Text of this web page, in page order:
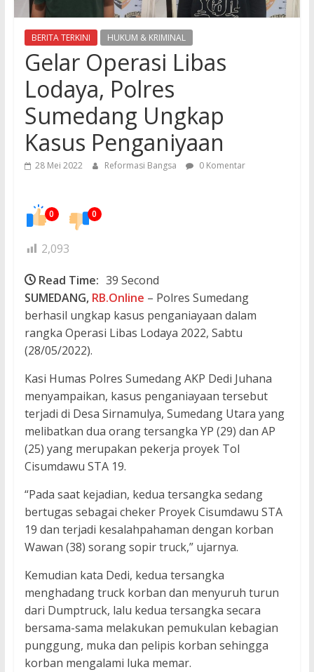
BERITA TERKINI HUKUM & KRIMINAL
Gelar Operasi Libas
Lodaya, Polres
Sumedang Ungkap
Kasus Penganiyaan
28 Mei 2022 Reformasi Bangsa 0 Komentar
0 0
2,093
Read Time: 39 Second
SUMEDANG, RB.Online – Polres Sumedang
berhasil ungkap kasus penganiayaan dalam
rangka Operasi Libas Lodaya 2022, Sabtu
(28/05/2022).
Kasi Humas Polres Sumedang AKP Dedi Juhana
menyampaikan, kasus penganiayaan tersebut
terjadi di Desa Sirnamulya, Sumedang Utara yang
melibatkan dua orang tersangka YP (29) dan AP
(25) yang merupakan pekerja proyek Tol
Cisumdawu STA 19.
“Pada saat kejadian, kedua tersangka sedang
bertugas sebagai cheker Proyek Cisumdawu STA
19 dan terjadi kesalahpahaman dengan korban
Wawan (38) sorang sopir truck,” ujarnya.
Kemudian kata Dedi, kedua tersangka
menghadang truck korban dan menyuruh turun
dari Dumptruck, lalu kedua tersangka secara
bersama-sama melakukan pemukulan kebagian
punggung, muka dan pelipis korban sehingga
korban mengalami luka memar.